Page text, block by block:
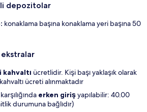
depozitolar
konaklama başına konaklama yeri başına 50
ekstralar
ücretlidir. Kişi başı yaklaşık olarak
ücreti alınmaktadır
erken girişyapılabilir: 40.00
durumuna bağlıdır)